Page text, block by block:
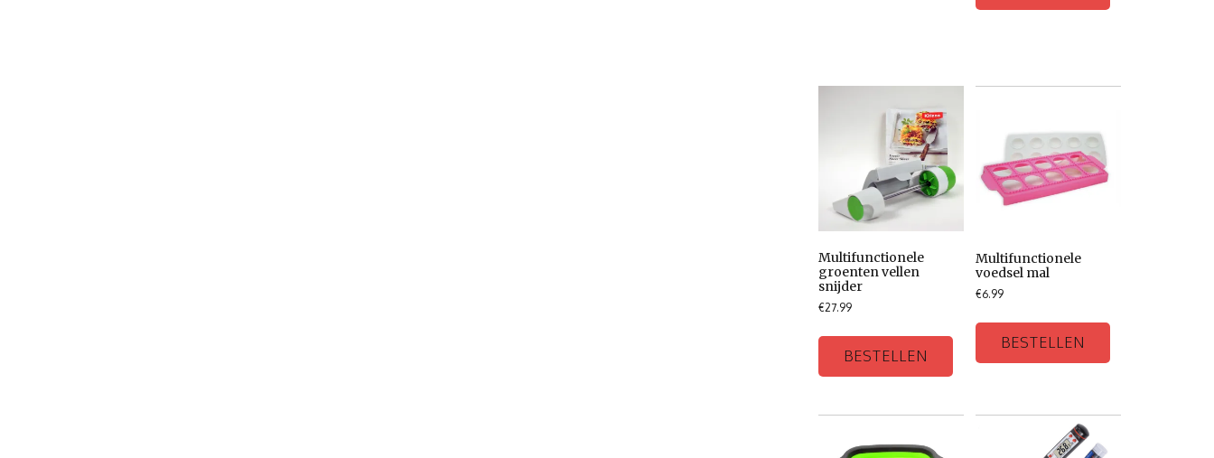
Multifunctionele
groenten vellen
snijder
€27.99
BESTELLEN
Multifunctionele
voedsel mal
€6.99
BESTELLEN